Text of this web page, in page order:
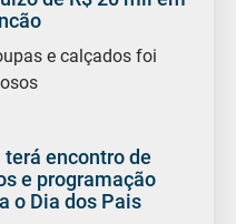
e calçados foi
terá encontro de
e programação
o Dia dos Pais